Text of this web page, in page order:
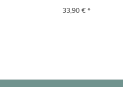
33,90 € *